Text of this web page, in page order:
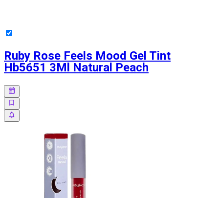
Ruby Rose Feels Mood Gel Tint
Hb5651 3Ml Natural Peach